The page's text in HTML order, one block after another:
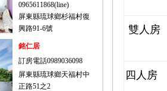
0965611868(line)
屏東縣琉球鄉杉福村復
興路91-6號
銘仁居
訂房電話0989036098
屏東縣琉球鄉天福村中
正路51之2
雙人房
四人房